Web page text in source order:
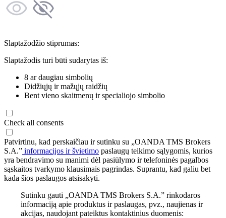
Slaptažodžio stiprumas:
Slaptažodis turi būti sudarytas iš:
8 ar daugiau simbolių
Didžiųjų ir mažųjų raidžių
Bent vieno skaitmenų ir specialiojo simbolio
Check all consents
Patvirtinu, kad perskaičiau ir sutinku su „OANDA TMS Brokers
S.A.” informacijos ir švietimo paslaugų teikimo sąlygomis, kurios
yra bendravimo su manimi dėl pasiūlymo ir telefoninės pagalbos
sąskaitos tvarkymo klausimais pagrindas. Suprantu, kad galiu bet
kada šios paslaugos atsisakyti.
Sutinku gauti „OANDA TMS Brokers S.A.” rinkodaros
informaciją apie produktus ir paslaugas, pvz., naujienas ir
akcijas, naudojant pateiktus kontaktinius duomenis: